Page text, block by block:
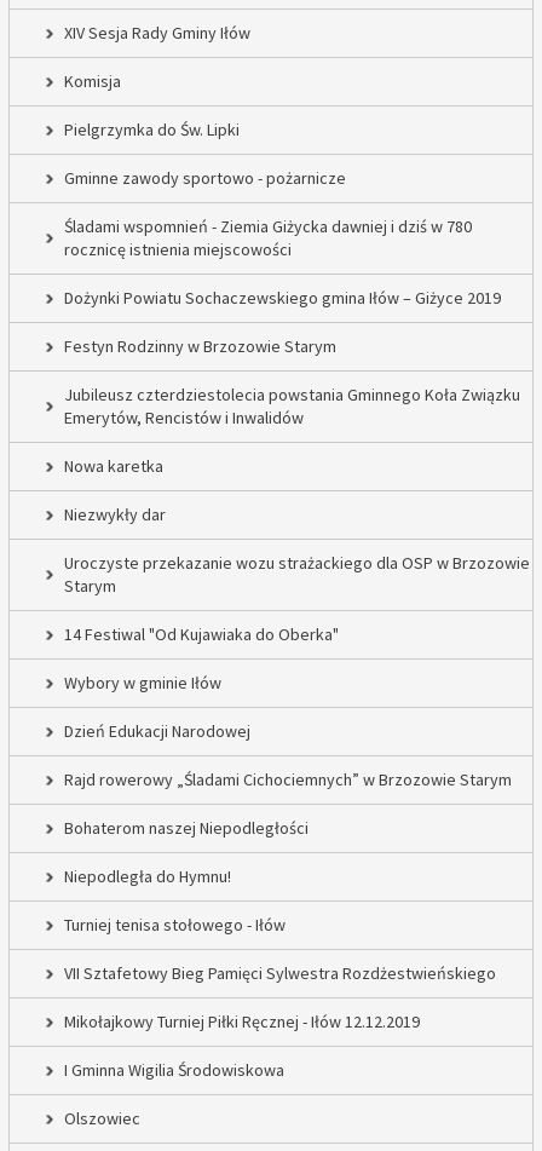
XIV Sesja Rady Gminy Iłów
Komisja
Pielgrzymka do Św. Lipki
Gminne zawody sportowo - pożarnicze
Śladami wspomnień - Ziemia Giżycka dawniej i dziś w 780
rocznicę istnienia miejscowości
Dożynki Powiatu Sochaczewskiego gmina Iłów – Giżyce 2019
Festyn Rodzinny w Brzozowie Starym
Jubileusz czterdziestolecia powstania Gminnego Koła Związku
Emerytów, Rencistów i Inwalidów
Nowa karetka
Niezwykły dar
Uroczyste przekazanie wozu strażackiego dla OSP w Brzozowie
Starym
14 Festiwal "Od Kujawiaka do Oberka"
Wybory w gminie Iłów
Dzień Edukacji Narodowej
Rajd rowerowy „Śladami Cichociemnych” w Brzozowie Starym
Bohaterom naszej Niepodległości
Niepodległa do Hymnu!
Turniej tenisa stołowego - Iłów
VII Sztafetowy Bieg Pamięci Sylwestra Rozdżestwieńskiego
Mikołajkowy Turniej Piłki Ręcznej - Iłów 12.12.2019
I Gminna Wigilia Środowiskowa
Olszowiec